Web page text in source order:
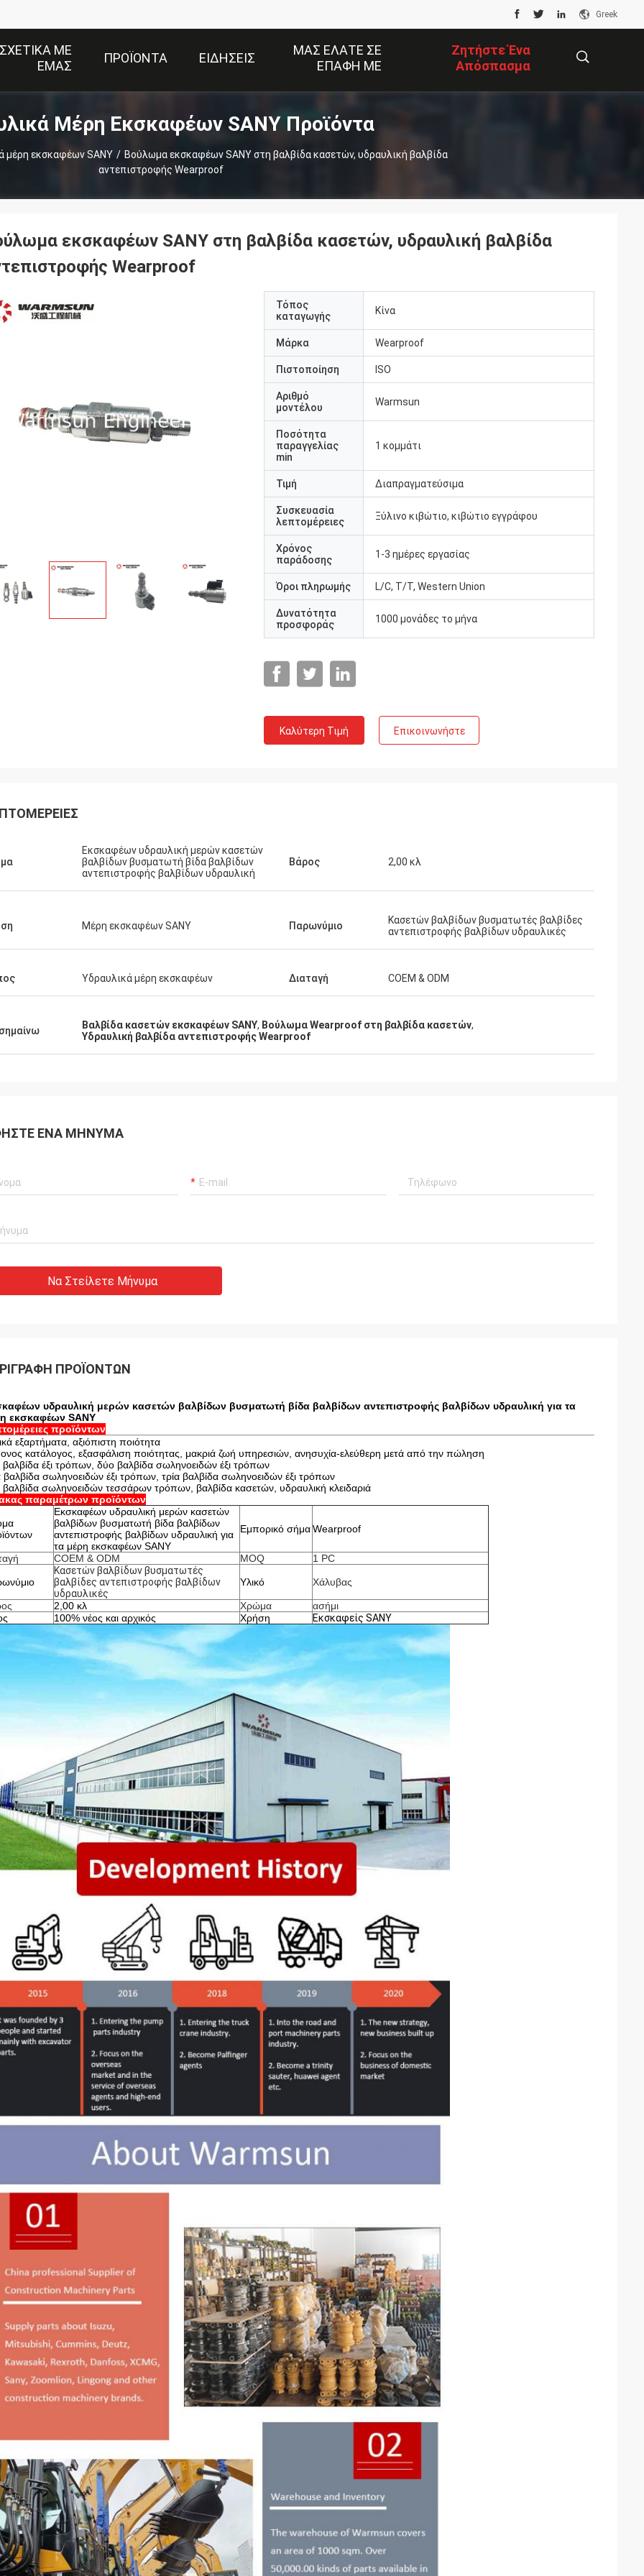
Greek
ΣΧΕΤΙΚΆ ΜΕ
ΕΜΆΣ
ΠΡΟΪΌΝΤΑ ΕΙΔΉΣΕΙΣ
ΜΑΣ ΕΛΆΤΕ ΣΕ
ΕΠΑΦΉ ΜΕ
Ζητήστε Ένα
Απόσπασμα
Μέρη Εκσκαφέων SANY Προϊόντα
μέρη εκσκαφέων SANY / Βούλωμα εκσκαφέων SANY στη βαλβίδα κασετών, υδραυλική βαλβίδα
αντεπιστροφής Wearproof
Michael
αγοράς. 100% αρχική,
εκσκαφέων SANY στη βαλβίδα κασετών, υδραυλική βαλβίδα
Wearproof
Τόπος
καταγωγής
Κίνα
Μάρκα Wearproof
Πιστοποίηση ISO
Αριθμό
μοντέλου
Warmsun
Ποσότητα
παραγγελίας
min
1 κομμάτι
Τιμή Διαπραγματεύσιμα
Συσκευασία
λεπτομέρειες
Ξύλινο κιβώτιο, κιβώτιο εγγράφου
Χρόνος
παράδοσης
1-3 ημέρες εργασίας
Όροι πληρωμής L/C, T/T, Western Union
Δυνατότητα
προσφοράς
1000 μονάδες το μήνα
Καλύτερη Τιμή Επικοινωνήστε
Εκσκαφέων υδραυλική μερών κασετών
βαλβίδων βυσματωτή βίδα βαλβίδων
αντεπιστροφής βαλβίδων υδραυλική
Βάρος 2,00 κλ
Μέρη εκσκαφέων SANY Παρωνύμιο
Κασετών βαλβίδων βυσματωτές βαλβίδες
αντεπιστροφής βαλβίδων υδραυλικές
Υδραυλικά μέρη εκσκαφέων Διαταγή COEM & ODM
Βαλβίδα κασετών εκσκαφέων SANY, Βούλωμα Wearproof στη βαλβίδα κασετών,
Υδραυλική βαλβίδα αντεπιστροφής Wearproof
ΈΝΑ ΜΉΝΥΜΑ
Να Στείλετε Μήνυμα
ΠΡΟΪΌΝΤΩΝ
υδραυλική μερών κασετών βαλβίδων βυσματωτή βίδα βαλβίδων αντεπιστροφής βαλβίδων υδραυλική για τα
εκσκαφέων SANY
προϊόντων
εξαρτήματα, αξιόπιστη ποιότητα
κατάλογος, εξασφάλιση ποιότητας, μακριά ζωή υπηρεσιών, ανησυχία-ελεύθερη μετά από την πώληση
έξι τρόπων, δύο βαλβίδα σωληνοειδών έξι τρόπων
βαλβίδα σωληνοειδών έξι τρόπων, τρία βαλβίδα σωληνοειδών έξι τρόπων
σωληνοειδών τεσσάρων τρόπων, βαλβίδα κασετών, υδραυλική κλειδαριά
παραμέτρων προϊόντων
Εκσκαφέων υδραυλική μερών κασετών
βαλβίδων βυσματωτή βίδα βαλβίδων
αντεπιστροφής βαλβίδων υδραυλική για
τα μέρη εκσκαφέων SANY
Εμπορικό σήμαWearproof
COEM & ODM MOQ 1 PC
Κασετών βαλβίδων βυσματωτές
βαλβίδες αντεπιστροφής βαλβίδων
υδραυλικές
Υλικό Χάλυβας
2,00 κλ Χρώμα
ασήμι
100% νέος και αρχικός Χρήση Εκσκαφείς SANY